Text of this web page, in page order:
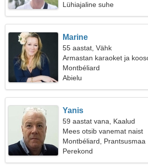
Lühiajaline suhe
Marine
55 aastat, Vähk
Armastan karaoket ja
Montbéliard
Abielu
Yanis
59 aastat vana, Kaalud
Mees otsib vanemat naist
Montbéliard, Prantsusmaa
Perekond